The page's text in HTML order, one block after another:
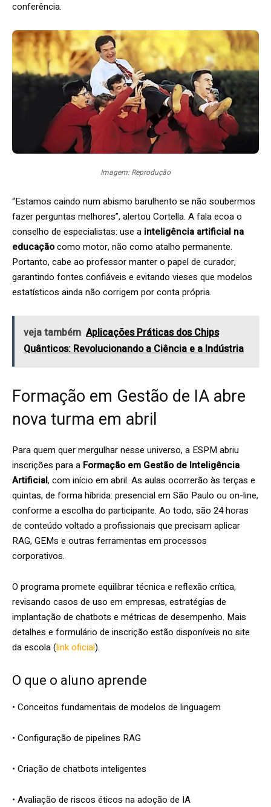
conferência.
Imagem: Reprodução
“Estamos caindo num abismo barulhento se não soubermos
fazer perguntas melhores”, alertou Cortella. A fala ecoa o
conselho de especialistas: use a inteligência artificial na
educaçãocomo motor, não como atalho permanente.
Portanto, cabe ao professor manter o papel de curador,
garantindo fontes confiáveis e evitando vieses que modelos
estatísticos ainda não corrigem por conta própria.
veja também Aplicações Práticas dos Chips
Quânticos: Revolucionando a Ciência e a Indústria
Formação em Gestão de IA abre
nova turma em abril
Para quem quer mergulhar nesse universo, a ESPM abriu
inscrições para a Formação em Gestão de Inteligência
Artificial, com início em abril. As aulas ocorrerão às terças e
quintas, de forma híbrida: presencial em São Paulo ou on-line,
conforme a escolha do participante. Ao todo, são 24 horas
de conteúdo voltado a profissionais que precisam aplicar
RAG, GEMs e outras ferramentas em processos
corporativos.
O programa promete equilibrar técnica e reflexão crítica,
revisando casos de uso em empresas, estratégias de
implantação de chatbots e métricas de desempenho. Mais
detalhes e formulário de inscrição estão disponíveis no site
da escola (link oficial).
O que o aluno aprende
• Conceitos fundamentais de modelos de linguagem
• Configuração de pipelines RAG
• Criação de chatbots inteligentes
• Avaliação de riscos éticos na adoção de IA